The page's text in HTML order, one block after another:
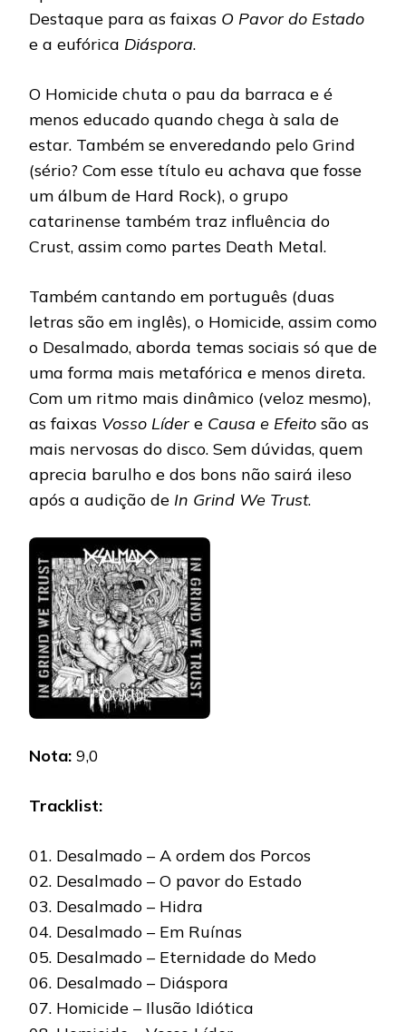
Destaque para as faixas O Pavor do Estado
e a eufórica Diáspora.
O Homicide chuta o pau da barraca e é
menos educado quando chega à sala de
estar. Também se enveredando pelo Grind
(sério? Com esse título eu achava que fosse
um álbum de Hard Rock), o grupo
catarinense também traz influência do
Crust, assim como partes Death Metal.
Também cantando em português (duas
letras são em inglês), o Homicide, assim como
o Desalmado, aborda temas sociais só que de
uma forma mais metafórica e menos direta.
Com um ritmo mais dinâmico (veloz mesmo),
as faixas Vosso Líder e Causa e Efeito são as
mais nervosas do disco. Sem dúvidas, quem
aprecia barulho e dos bons não sairá ileso
após a audição de In Grind We Trust.
Nota: 9,0
Tracklist:
01. Desalmado – A ordem dos Porcos
02. Desalmado – O pavor do Estado
03. Desalmado – Hidra
04. Desalmado – Em Ruínas
05. Desalmado – Eternidade do Medo
06. Desalmado – Diáspora
07. Homicide – Ilusão Idiótica